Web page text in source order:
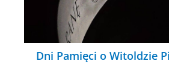
Dni Pamięci o Witoldzie